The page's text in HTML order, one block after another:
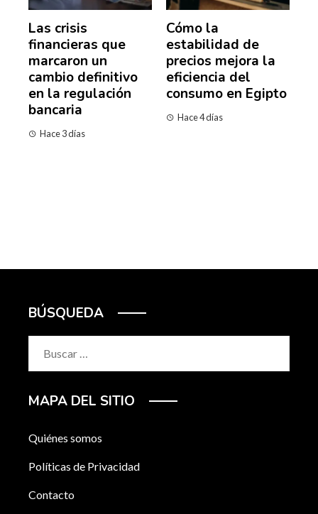
Las crisis
financieras que
marcaron un
cambio definitivo
en la regulación
bancaria
Hace 3 días
Cómo la
estabilidad de
precios mejora la
eficiencia del
consumo en Egipto
Hace 4 días
BÚSQUEDA
MAPA DEL SITIO
Quiénes somos
Políticas de Privacidad
Contacto